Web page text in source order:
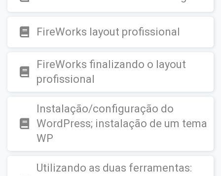
FireWorks layout profissional
FireWorks finalizando o layout
profissional
Instalação/configuração do
WordPress; instalação de um tema
WP
Utilizando as duas ferramentas: